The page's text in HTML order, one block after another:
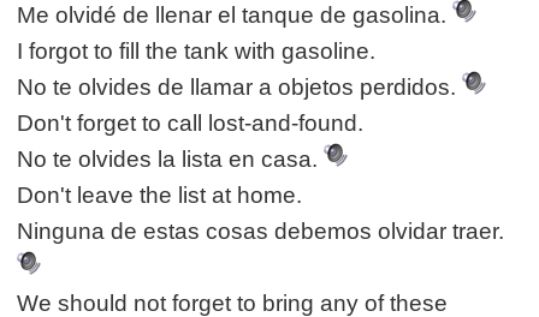
Me olvidé de llenar el tanque de gasolina.
I forgot to fill the tank with gasoline.
No te olvides de llamar a objetos perdidos.
Don't forget to call lost-and-found.
No te olvides la lista en casa.
Don't leave the list at home.
Ninguna de estas cosas debemos olvidar traer.
We should not forget to bring any of these